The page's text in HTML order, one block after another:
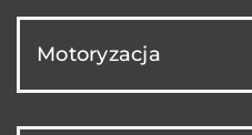
Motoryzacja